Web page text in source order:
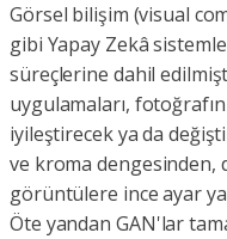
Görsel bilişim (visual
gibi Yapay Zekâ
süreçlerine dahil
uygulamaları,
iyileştirecek ya da
ve kroma dengesinden,
görüntülere ince ayar
Öte yandan GAN'lar